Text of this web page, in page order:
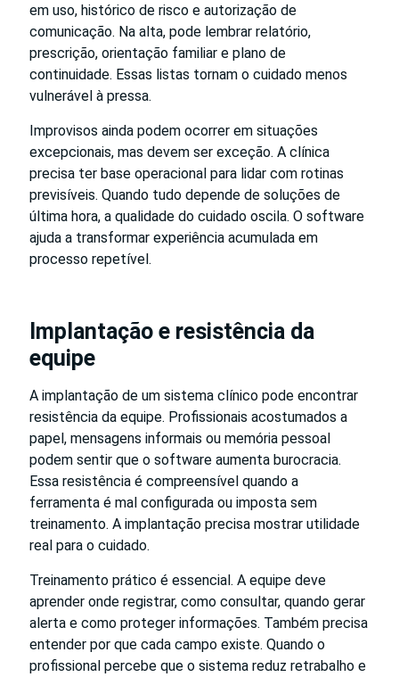
em uso, histórico de risco e autorização de
comunicação. Na alta, pode lembrar relatório,
prescrição, orientação familiar e plano de
continuidade. Essas listas tornam o cuidado menos
vulnerável à pressa.
Improvisos ainda podem ocorrer em situações
excepcionais, mas devem ser exceção. A clínica
precisa ter base operacional para lidar com rotinas
previsíveis. Quando tudo depende de soluções de
última hora, a qualidade do cuidado oscila. O software
ajuda a transformar experiência acumulada em
processo repetível.
Implantação e resistência da
equipe
A implantação de um sistema clínico pode encontrar
resistência da equipe. Profissionais acostumados a
papel, mensagens informais ou memória pessoal
podem sentir que o software aumenta burocracia.
Essa resistência é compreensível quando a
ferramenta é mal configurada ou imposta sem
treinamento. A implantação precisa mostrar utilidade
real para o cuidado.
Treinamento prático é essencial. A equipe deve
aprender onde registrar, como consultar, quando gerar
alerta e como proteger informações. Também precisa
entender por que cada campo existe. Quando o
profissional percebe que o sistema reduz retrabalho e